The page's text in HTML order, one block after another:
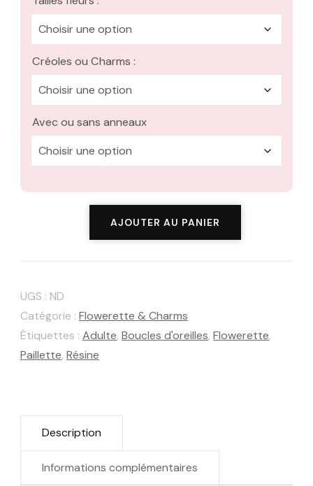
Créoles ou Charms :
Avec ou sans anneaux
Pivoine
AJOUTER AU PANIER
UGS : ND
Catégorie : Flowerette & Charms
Étiquettes : Adulte, Boucles d'oreilles, Flowerette,
Paillette, Résine
Description
Informations complémentaires